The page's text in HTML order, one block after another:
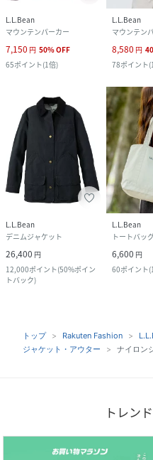
L.L.Bean
マウンテンパーカー
7,150 円 50%OFF
65ポイント(1倍)
L.L.Bean
マウンテン
8,580 円 40
78ポイント(
L.L.Bean
デニムジャケット
26,400 円
12,000ポイント(50%ポイン
トバック)
L.L.Bean
トートバッ
6,600 円
60ポイント(
トップ Rakuten Fashion
ジャケット・アウター
ナイロン
トレン